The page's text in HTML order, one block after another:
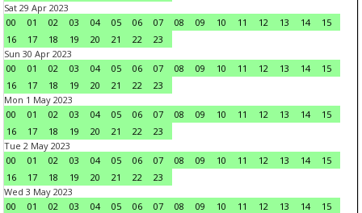
Sat 29 Apr 2023
00
01 02 03 04 05 06 07 08 09 10 11 12 13 14
15
16
17 18 19 20 21 22
23
Sun 30 Apr 2023
00
01 02 03 04 05 06 07 08 09 10 11 12 13 14
15
16
17 18 19 20 21 22
23
Mon 1 May 2023
00
01 02 03 04 05 06 07 08 09 10 11 12 13 14
15
16
17 18 19 20 21 22
23
Tue 2 May 2023
00
01 02 03 04 05 06 07 08 09 10 11 12 13 14
15
16
17 18 19 20 21 22
23
Wed 3 May 2023
00
01 02 03 04 05 06 07 08 09 10 11 12 13 14
15